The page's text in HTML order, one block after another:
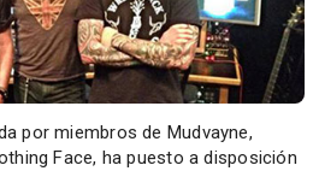
por miembros de Mudvayne,
Face, ha puesto a disposición